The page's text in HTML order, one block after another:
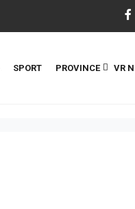
SPORT PROVINCE VR